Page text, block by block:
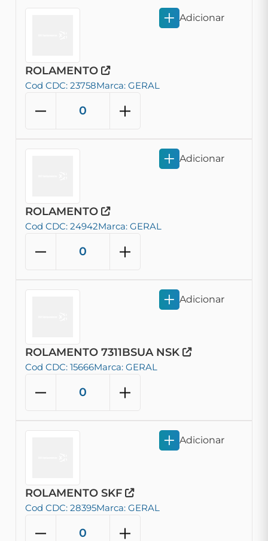
ROLAMENTO
Cod CDC: 23758Marca: GERAL
Adicionar
ROLAMENTO
Cod CDC: 24942Marca: GERAL
Adicionar
ROLAMENTO 7311BSUA NSK
Cod CDC: 15666Marca: GERAL
Adicionar
ROLAMENTO SKF
Cod CDC: 28395Marca: GERAL
Adicionar